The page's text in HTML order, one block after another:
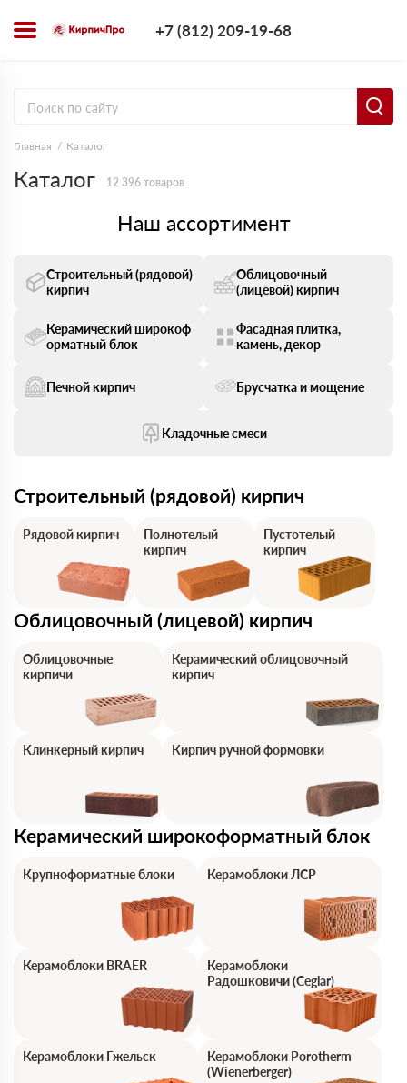
+7 (812) 209-19-68
Главная Каталог
Каталог 12 396 товаров
Наш ассортимент
Строительный (рядовой)
кирпич
Облицовочный
(лицевой) кирпич
Керамический широкоф
орматный блок
Фасадная плитка,
камень, декор
Печной кирпич ✖
Брусчатка и мощение
Кладочные смеси
Строительный (рядовой) кирпич
Рядовой кирпич
Полнотелый
кирпич
Пустотелый
кирпич
Облицовочный (лицевой) кирпич
Облицовочные
кирпичи
Керамический облицовочный
кирпич
Клинкерный кирпич Кирпич ручной формовки
Керамический широкоформатный блок
Крупноформатные блоки Керамоблоки ЛСР
Керамоблоки BRAER
Керамоблоки
Радошковичи (Ceglar)
Керамоблоки Гжельск
Керамоблоки Porotherm
(Wienerberger)